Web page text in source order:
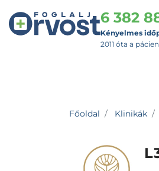
6 382
Kényelmes
2011 óta a
Főoldal Klinikák